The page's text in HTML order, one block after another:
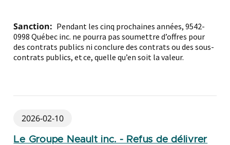
Sanction: Pendant les cinq prochaines années, 9542-
0998 Québec inc. ne pourra pas soumettre d’offres pour
des contrats publics ni conclure des contrats ou des sous-
contrats publics, et ce, quelle qu’en soit la valeur.
Le Groupe Neault inc. - Refus de délivrer
2026-02-10